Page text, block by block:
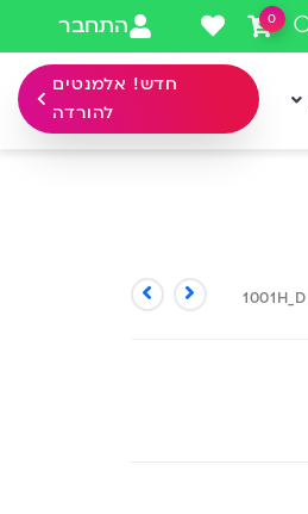
0 התחבר
חדש! אלמנטים
להורדה
1001H_D